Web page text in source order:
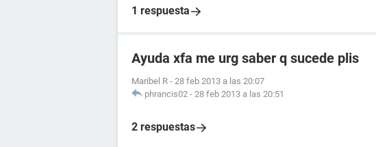
1 respuesta
Ayuda xfa me urg saber q sucede plis
Maribel R - 28 feb 2013 a las 20:07
phrancis02 - 28 feb 2013 a las 20:51
2 respuestas